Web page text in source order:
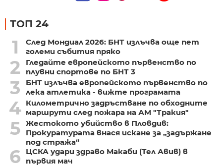
ТОП 24
1
След Мондиал 2026: БНТ излъчва още пет
големи събития пряко
2
Гледайте европейското първенство по
плувни спортове по БНТ 3
3
БНТ излъчва европейското първенство по
лека атлетика - вижте програмата
4 Километрично задръстване по обходните
маршрути след пожара на АМ "Тракия"
5 Жестокото убийство в Пловдив:
Прокуратурата внася искане за „задържане
под стража“
6
ЦСКА удари здраво Макаби (Тел Авив) в
първия мач